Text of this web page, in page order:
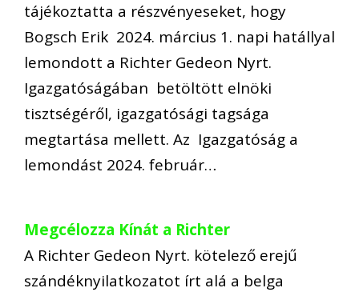
tájékoztatta a részvényeseket, hogy
Bogsch Erik 2024. március 1. napi hatállyal
lemondott a Richter Gedeon Nyrt.
Igazgatóságában betöltött elnöki
tisztségéről, igazgatósági tagsága
megtartása mellett. Az Igazgatóság a
lemondást 2024. február…
Megcélozza Kínát a Richter
A Richter Gedeon Nyrt. kötelező erejű
szándéknyilatkozatot írt alá a belga